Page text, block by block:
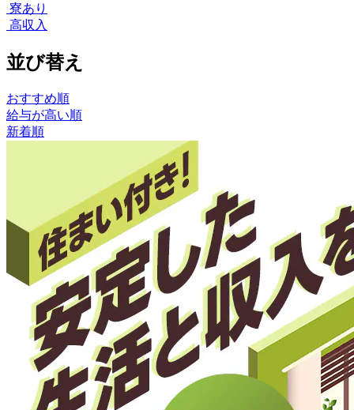
寮あり
高収入
並び替え
おすすめ順
給与が高い順
新着順